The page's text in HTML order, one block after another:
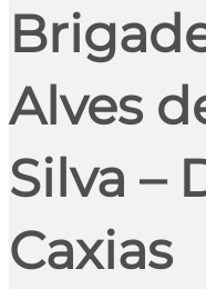
Alves
Silva –
Caxias